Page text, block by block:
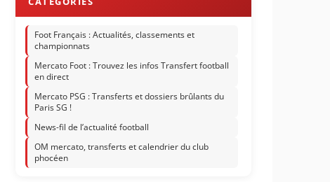
Foot Français : Actualités, classements et
championnats
Mercato Foot : Trouvez les infos Transfert football
en direct
Mercato PSG : Transferts et dossiers brûlants du
Paris SG !
News-fil de l’actualité football
OM mercato, transferts et calendrier du club
phocéen